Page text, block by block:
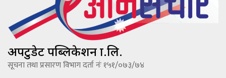
अपटुडेट पब्लिकेशन प्रा.लि.
सूचना तथा प्रसारण विभाग दर्ता नंः १५१/०७३/७४